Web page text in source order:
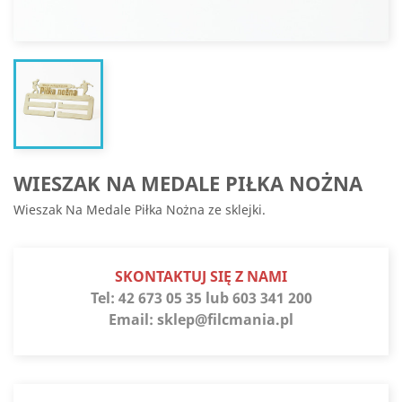
WIESZAK NA MEDALE PIŁKA NOŻNA
Wieszak Na Medale Piłka Nożna ze sklejki.
SKONTAKTUJ SIĘ Z NAMI
Tel: 42 673 05 35 lub 603 341 200
Email: sklep@filcmania.pl